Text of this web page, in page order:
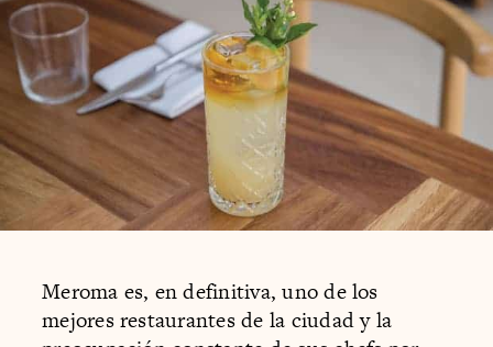
Meroma es, en definitiva, uno de los
mejores restaurantes de la ciudad y la